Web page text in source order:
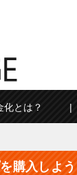
化とは？
購入しよう